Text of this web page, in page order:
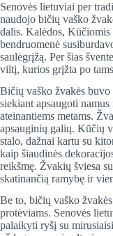
Senovės lietuviai per
naudojo bičių vaško
dalis. Kalėdos,
bendruomenė
saulėgrįžą. Per šias
viltį, kurios grįžta po
Bičių vaško žvakės buvo
siekiant apsaugoti
ateinantiems metams.
apsauginių galių. Kūčių
stalo, dažnai kartu su
kaip šiaudinės
reikšmę. Žvakių šviesa
skatinančią ramybę ir
Be to, bičių vaško
protėviams. Senovės
palaikyti ryšį su